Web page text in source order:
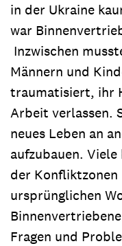
in der Ukraine
war
Inzwischen
Männern und
traumatisiert, ihr
Arbeit verlassen.
neues Leben an
aufzubauen.
der
ursprünglichen
Fragen und